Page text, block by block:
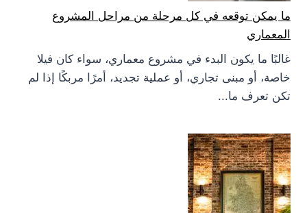
ما يمكن توقعه في كل مرحلة من مراحل المشروع
المعماري
غالبًا ما يكون البدء في مشروع معماري، سواء كان فيلا
خاصة، أو مبنى تجاري، أو عملية تجديد، أمرًا مربكًا إذا لم
تكن تعرف ما...